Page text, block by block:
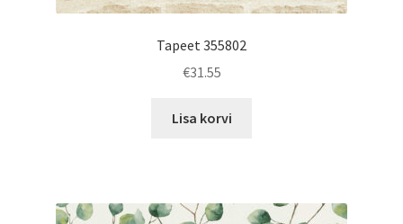
Tapeet 355802
€31.55
Lisa korvi